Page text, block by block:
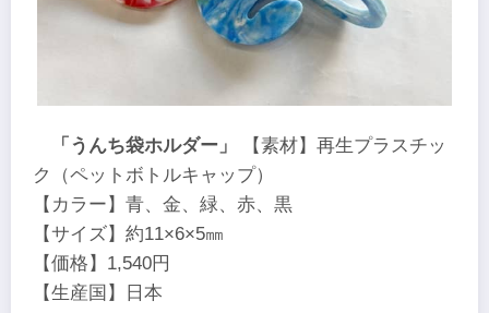
「うんち袋ホルダー」
【素材】再生プラスチッ
ク（ペットボトルキャップ）
【カラー】青、金、緑、赤、黒
【サイズ】約11×6×5㎜
【価格】1,540円
【生産国】日本